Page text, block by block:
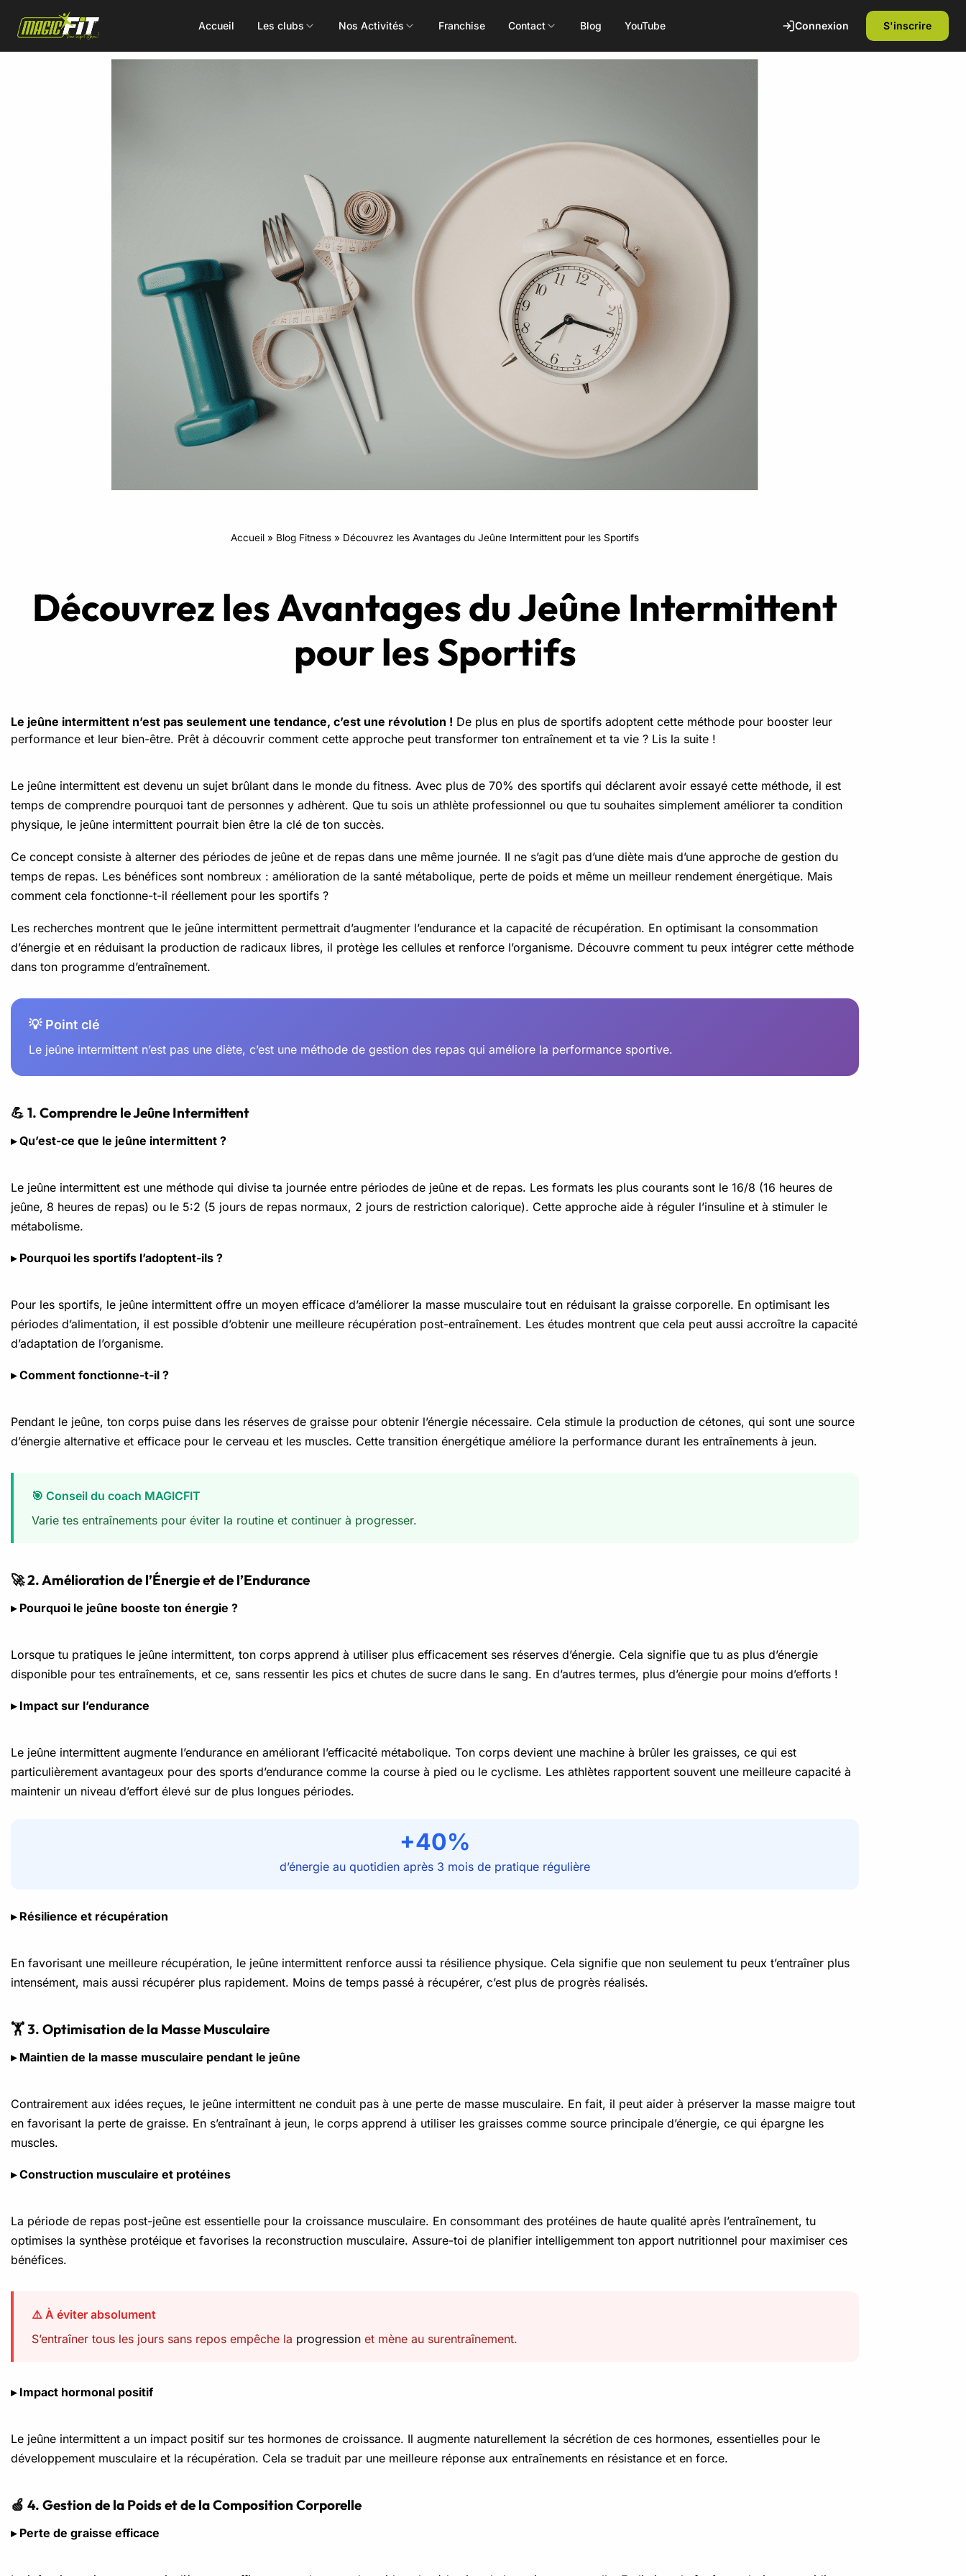
Accueil Les clubs Nos Activités
Functional
Hyrox
EMS
Body Pump
Body Attack
Body Combat
Body Balance
RPM
Concept
ALEOP
Aléop Fight
Booty Shape
Power Flow
Massages
Nutritionniste
Ostéopathe
Fitness Kids
Zumba Kids
1ère séance offerte
Découvrez nos installations et rencontrez
nos coachs diplômés d'état. Sans
engagement.
Franchise Contact Blog YouTube Connexion S'inscrire
Accueil » Blog Fitness » Découvrez les Avantages du Jeûne Intermittent pour les Sportifs
Découvrez les Avantages du Jeûne Intermittent
pour les Sportifs
Le jeûne intermittent n’est pas seulement une tendance, c’est une révolution ! De plus en plus de sportifs adoptent cette méthode pour booster leur
performance et leur bien-être. Prêt à découvrir comment cette approche peut transformer ton entraînement et ta vie ? Lis la suite !
Le jeûne intermittent est devenu un sujet brûlant dans le monde du fitness. Avec plus de 70% des sportifs qui déclarent avoir essayé cette méthode, il est
temps de comprendre pourquoi tant de personnes y adhèrent. Que tu sois un athlète professionnel ou que tu souhaites simplement améliorer ta condition
physique, le jeûne intermittent pourrait bien être la clé de ton succès.
Ce concept consiste à alterner des périodes de jeûne et de repas dans une même journée. Il ne s’agit pas d’une diète mais d’une approche de gestion du
temps de repas. Les bénéfices sont nombreux : amélioration de la santé métabolique, perte de poids et même un meilleur rendement énergétique. Mais
comment cela fonctionne-t-il réellement pour les sportifs ?
Les recherches montrent que le jeûne intermittent permettrait d’augmenter l’endurance et la capacité de récupération. En optimisant la consommation
d’énergie et en réduisant la production de radicaux libres, il protège les cellules et renforce l’organisme. Découvre comment tu peux intégrer cette méthode
dans ton programme d’entraînement.
💡 Point clé
Le jeûne intermittent n’est pas une diète, c’est une méthode de gestion des repas qui améliore la performance sportive.
💪 1. Comprendre le Jeûne Intermittent
▸ Qu’est-ce que le jeûne intermittent ?
Le jeûne intermittent est une méthode qui divise ta journée entre périodes de jeûne et de repas. Les formats les plus courants sont le 16/8 (16 heures de
jeûne, 8 heures de repas) ou le 5:2 (5 jours de repas normaux, 2 jours de restriction calorique). Cette approche aide à réguler l’insuline et à stimuler le
métabolisme.
▸ Pourquoi les sportifs l’adoptent-ils ?
Pour les sportifs, le jeûne intermittent offre un moyen efficace d’améliorer la masse musculaire tout en réduisant la graisse corporelle. En optimisant les
périodes d’alimentation, il est possible d’obtenir une meilleure récupération post-entraînement. Les études montrent que cela peut aussi accroître la capacité
d’adaptation de l’organisme.
▸ Comment fonctionne-t-il ?
Pendant le jeûne, ton corps puise dans les réserves de graisse pour obtenir l’énergie nécessaire. Cela stimule la production de cétones, qui sont une source
d’énergie alternative et efficace pour le cerveau et les muscles. Cette transition énergétique améliore la performance durant les entraînements à jeun.
🎯 Conseil du coach MAGICFIT
Varie tes entraînements pour éviter la routine et continuer à progresser.
🚀 2. Amélioration de l’Énergie et de l’Endurance
▸ Pourquoi le jeûne booste ton énergie ?
Lorsque tu pratiques le jeûne intermittent, ton corps apprend à utiliser plus efficacement ses réserves d’énergie. Cela signifie que tu as plus d’énergie
disponible pour tes entraînements, et ce, sans ressentir les pics et chutes de sucre dans le sang. En d’autres termes, plus d’énergie pour moins d’efforts !
▸ Impact sur l’endurance
Le jeûne intermittent augmente l’endurance en améliorant l’efficacité métabolique. Ton corps devient une machine à brûler les graisses, ce qui est
particulièrement avantageux pour des sports d’endurance comme la course à pied ou le cyclisme. Les athlètes rapportent souvent une meilleure capacité à
maintenir un niveau d’effort élevé sur de plus longues périodes.
+40%
d’énergie au quotidien après 3 mois de pratique régulière
▸ Résilience et récupération
En favorisant une meilleure récupération, le jeûne intermittent renforce aussi ta résilience physique. Cela signifie que non seulement tu peux t’entraîner plus
intensément, mais aussi récupérer plus rapidement. Moins de temps passé à récupérer, c’est plus de progrès réalisés.
🏋️ 3. Optimisation de la Masse Musculaire
▸ Maintien de la masse musculaire pendant le jeûne
Contrairement aux idées reçues, le jeûne intermittent ne conduit pas à une perte de masse musculaire. En fait, il peut aider à préserver la masse maigre tout
en favorisant la perte de graisse. En s’entraînant à jeun, le corps apprend à utiliser les graisses comme source principale d’énergie, ce qui épargne les
muscles.
▸ Construction musculaire et protéines
La période de repas post-jeûne est essentielle pour la croissance musculaire. En consommant des protéines de haute qualité après l’entraînement, tu
optimises la synthèse protéique et favorises la reconstruction musculaire. Assure-toi de planifier intelligemment ton apport nutritionnel pour maximiser ces
bénéfices.
⚠️ À éviter absolument
S’entraîner tous les jours sans repos empêche la progression et mène au surentraînement.
▸ Impact hormonal positif
Le jeûne intermittent a un impact positif sur tes hormones de croissance. Il augmente naturellement la sécrétion de ces hormones, essentielles pour le
développement musculaire et la récupération. Cela se traduit par une meilleure réponse aux entraînements en résistance et en force.
🍏 4. Gestion de la Poids et de la Composition Corporelle
▸ Perte de graisse efficace